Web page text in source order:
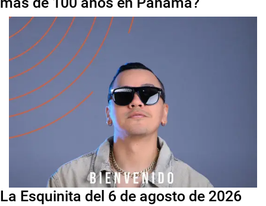
La Esquinita del 6 de agosto de 2026